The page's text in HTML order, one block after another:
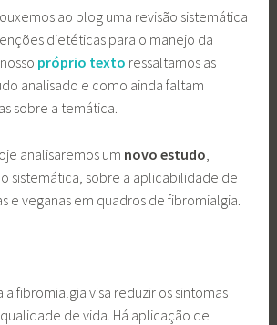
ao blog uma revisão sistemática
dietéticas para o manejo da
nosso próprio texto ressaltamos as
analisado e como ainda faltam
sobre a temática.
analisaremos um novo estudo
sistemática, sobre a aplicabilidade de
e veganas em quadros de fibromialgia.
fibromialgia visa reduzir os sintomas
de vida. Há aplicação de